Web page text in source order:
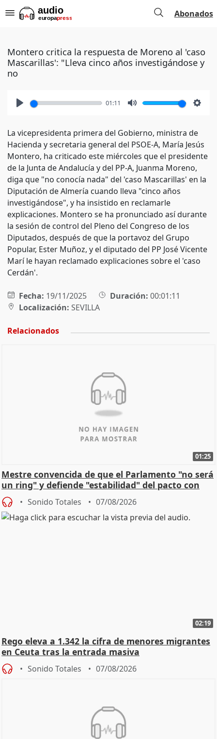
Abonados
Montero critica la respuesta de Moreno al 'caso
Mascarillas': "Lleva cinco años investigándose y
no
01:11
La vicepresidenta primera del Gobierno, ministra de
Hacienda y secretaria general del PSOE-A, María Jesús
Montero, ha criticado este miércoles que el presidente
de la Junta de Andalucía y del PP-A, Juanma Moreno,
diga que "no conocía nada" del 'caso Mascarillas' en la
Diputación de Almería cuando lleva "cinco años
investigándose", y ha insistido en reclamarle
explicaciones. Montero se ha pronunciado así durante
la sesión de control del Pleno del Congreso de los
Diputados, después de que la portavoz del Grupo
Popular, Ester Muñoz, y el diputado del PP José Vicente
Marí le hayan reclamado explicaciones sobre el 'caso
Cerdán'.
Fecha: 19/11/2025 Duración: 00:01:11
Localización: SEVILLA
Relacionados
01:25
Mestre convencida de que el Parlamento "no será
un ring" y defiende "estabilidad" del pacto con
Vox
Sonido Totales 07/08/2026
02:19
Rego eleva a 1.342 la cifra de menores migrantes
en Ceuta tras la entrada masiva
Sonido Totales 07/08/2026